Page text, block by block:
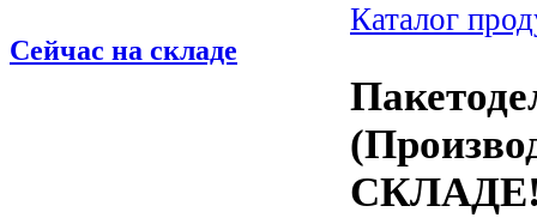
Сейчас на складе
Каталог